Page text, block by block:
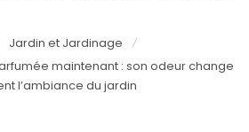
Jardin et Jardinage
maintenant : son odeur change
l’ambiance du jardin